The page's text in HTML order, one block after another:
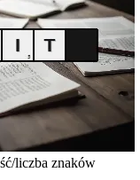
liczba znaków